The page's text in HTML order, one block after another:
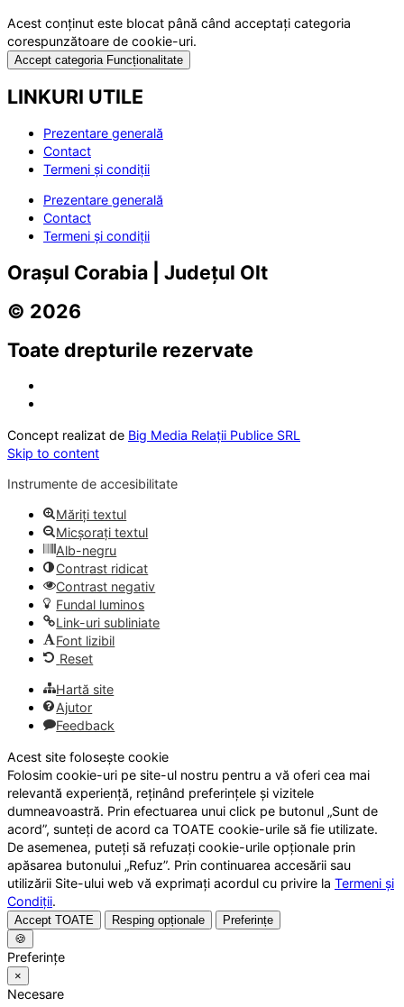
Acest conținut este blocat până când acceptați categoria
corespunzătoare de cookie-uri.
Accept categoria Funcționalitate
LINKURI UTILE
Prezentare generală
Contact
Termeni și condiții
Prezentare generală
Contact
Termeni și condiții
Orașul Corabia | Județul Olt
© 2026
Toate drepturile rezervate
Concept realizat de Big Media Relații Publice SRL
Skip to content
Instrumente de accesibilitate
Măriți textul
Micșorați textul
Alb-negru
Contrast ridicat
Contrast negativ
Fundal luminos
Link-uri subliniate
Font lizibil
Reset
Hartă site
Ajutor
Feedback
Acest site folosește cookie
Folosim cookie-uri pe site-ul nostru pentru a vă oferi cea mai
relevantă experiență, reținând preferințele și vizitele
dumneavoastră. Prin efectuarea unui click pe butonul „Sunt de
acord”, sunteți de acord ca TOATE cookie-urile să fie utilizate.
De asemenea, puteți să refuzați cookie-urile opționale prin
apăsarea butonului „Refuz”. Prin continuarea accesării sau
utilizării Site-ului web vă exprimați acordul cu privire la Termeni și
Condiții.
Accept TOATE Resping opționale
Preferințe
🍪
Preferințe
×
Necesare